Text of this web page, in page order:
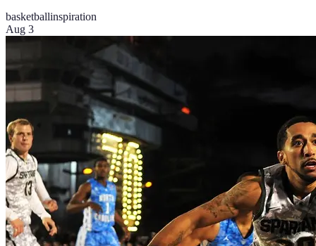
basketballinspiration
Aug 3